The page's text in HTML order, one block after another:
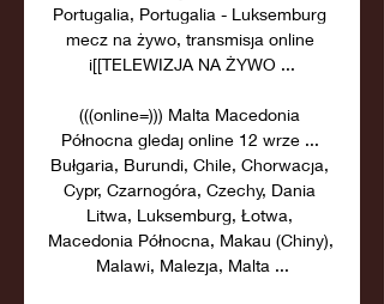
Portugalia, Portugalia - Luksemburg
mecz na żywo, transmisja online
i[[TELEWIZJA NA ŻYWO ...
(((online=))) Malta Macedonia
Północna gledaj online 12 wrze ...
Bułgaria, Burundi, Chile, Chorwacja,
Cypr, Czarnogóra, Czechy, Dania
Litwa, Luksemburg, Łotwa,
Macedonia Północna, Makau (Chiny),
Malawi, Malezja, Malta ...